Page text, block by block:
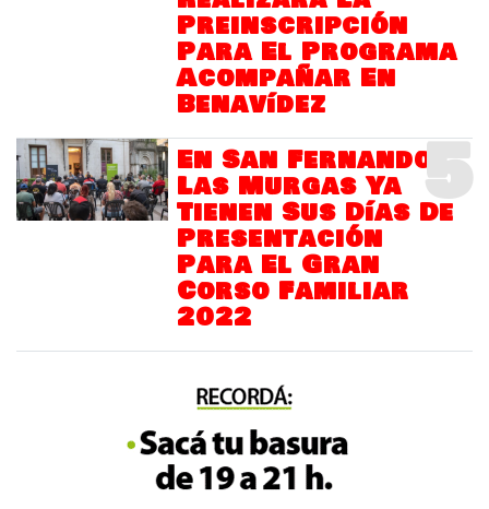
Preinscripción
Para El Programa
Acompañar En
Benavídez
5
En San Fernando
Las Murgas Ya
Tienen Sus Días De
Presentación
Para El Gran
Corso Familiar
2022